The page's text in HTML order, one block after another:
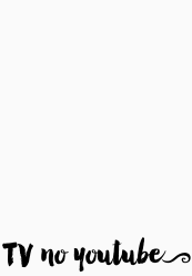
no youtube9